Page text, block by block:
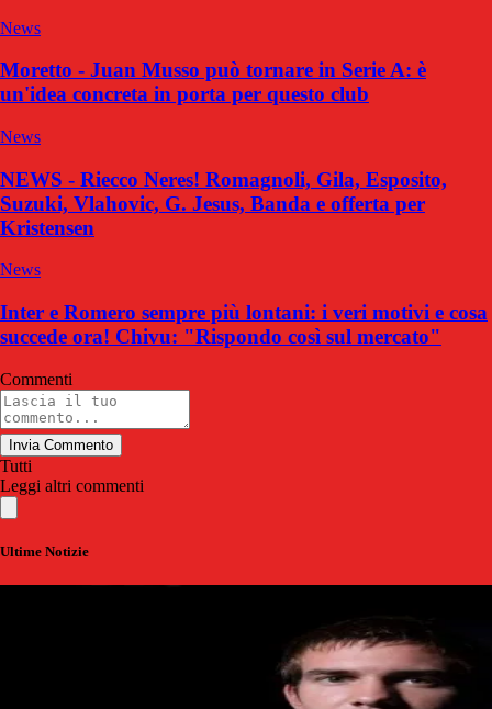
News
Moretto - Juan Musso può tornare in Serie A: è
un'idea concreta in porta per questo club
News
NEWS - Riecco Neres! Romagnoli, Gila, Esposito,
Suzuki, Vlahovic, G. Jesus, Banda e offerta per
Kristensen
News
Inter e Romero sempre più lontani: i veri motivi e cosa
succede ora! Chivu: "Rispondo così sul mercato"
Commenti
Invia Commento
Tutti
Leggi altri commenti
Ultime Notizie